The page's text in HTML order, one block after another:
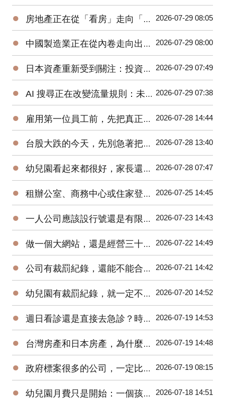
● 房地產正在從「看房」走向「查證」：地址資料與建案資訊，為什麼會成為新的決策基礎？ 2026-07-29 08:05
● 中國製造業正在從內卷走向出海：下一場競爭，不只比價格，也比誰更懂全球消費者 2026-07-29 08:00
● 日本資產重新受到關注：投資人不能只看日圓，而要看企業改革與營運能力 2026-07-29 07:49
● AI 搜尋正在改變流量規則：未來企業爭奪的不是排名，而是「答案入口」 2026-07-29 07:38
● 雇用第一位員工前，先把真正的人事成本算清楚 2026-07-28 14:44
● 台股大跌的今天，先別急著把自己也賣掉 2026-07-28 13:40
● 幼兒園看起來都很好，家長還能怎麼查？從立案資訊到裁罰紀錄一次整理 2026-07-28 07:47
● 租辦公室、商務中心或住家登記，哪一種最划算？ 2026-07-25 14:45
● 一人公司應該設行號還是有限公司？不要只看設立成本 2026-07-23 14:43
● 做一個大網站，還是經營三十個垂直網站？ 2026-07-22 14:49
● 公司有裁罰紀錄，還能不能合作？ 2026-07-21 14:42
● 幼兒園有裁罰紀錄，就一定不能念嗎？ 2026-07-20 14:52
● 週日看診還是直接去急診？時間和錢都要算 2026-07-19 14:53
● 台灣房產和日本房產，為什麼不能只比租金報酬率？ 2026-07-19 14:48
● 政府標案很多的公司，一定比較穩嗎？ 2026-07-19 08:15
● 幼兒園月費只是開始：一個孩子一年教育支出怎麼估？ 2026-07-18 14:51